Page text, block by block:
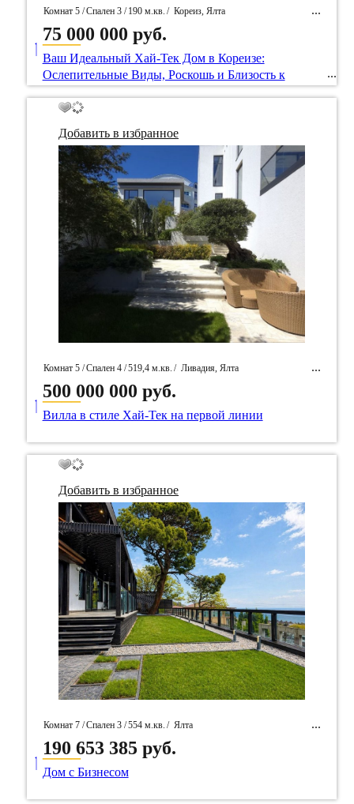
Комнат 5 /Спален 3 / 190 м.кв. / Кореиз, Ялта
/ Идентификатор собственность 99076
75 000 000 руб.
____
Ваш Идеальный Хай-Тек Дом в Кореизе:
Ослепительные Виды, Роскошь и Близость к
Морю
Добавить в избранное
Комнат 5 /Спален 4 /519,4 м.кв. / Ливадия, Ялта
/ Идентификатор собственность 98589
500 000 000 руб.
____
Вилла в стиле Хай-Тек на первой линии
Добавить в избранное
Комнат 7 /Спален 3 /554 м.кв. / Ялта
/ Идентификатор собственность 97777
190 653 385 руб.
____
Дом с Бизнесом